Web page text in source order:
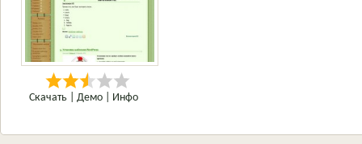
Скачать Демо Инфо